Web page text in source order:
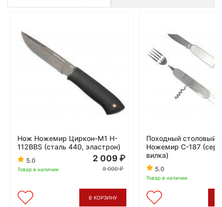
Нож Ножемир Циркон-М1 H-
112BBS (сталь 440, эластрон)
5.0
Товар в наличии
2 009
8 000
В КОРЗИНУ
Походный столовый
Ножемир C-187
вилка)
5.0
Товар в наличии